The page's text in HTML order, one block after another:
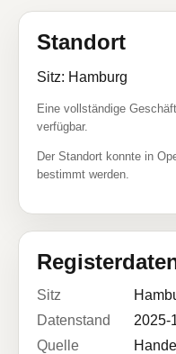
Standort
Sitz: Hamburg
Eine vollständige
verfügbar.
Der Standort konnte in
bestimmt werden.
Sitz
Datenstand
2025-
Quelle